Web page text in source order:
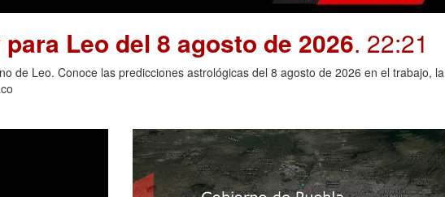
Leo del 8 agosto de 2026. 22:21
de Leo. Conoce las predicciones astrológicas del 8 agosto de 2026 en el trabajo, la